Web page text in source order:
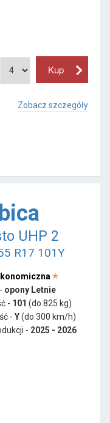
Zobacz szczegóły
UHP 2
R17 101Y
opony Letnie
- 101 (do 825 kg)
- Y(do 300 km/h)
- 2025 - 2026